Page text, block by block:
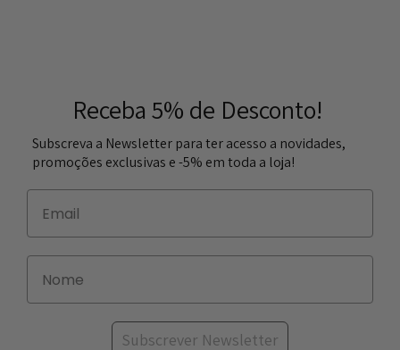
Receba 5% de Desconto!
Subscreva a Newsletter para ter acesso a novidades,
promoções exclusivas e -5% em toda a loja!
Subscrever Newsletter